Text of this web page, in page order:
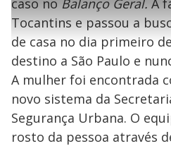
l
a
y
0
e
g
n
d
1
0
s
e
u
n
d
s
M
u
d
%
caso no Balanço Geral. A
Tocantins e passou a
de casa no dia primeiro
destino a São Paulo e
A mulher foi encontrada
novo sistema da
Segurança Urbana. O
rosto da pessoa através